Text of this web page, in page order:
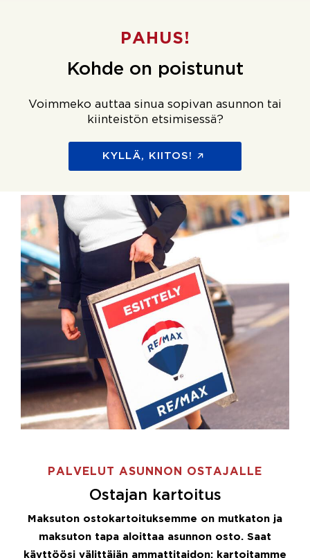
PAHUS!
Kohde on poistunut
Voimmeko auttaa sinua sopivan asunnon tai
kiinteistön etsimisessä?
KYLLÄ, KIITOS!
PALVELUT ASUNNON OSTAJALLE
Ostajan kartoitus
Maksuton ostokartoituksemme on mutkaton ja
maksuton tapa aloittaa asunnon osto. Saat
käyttöösi välittäjän ammattitaidon: kartoitamme